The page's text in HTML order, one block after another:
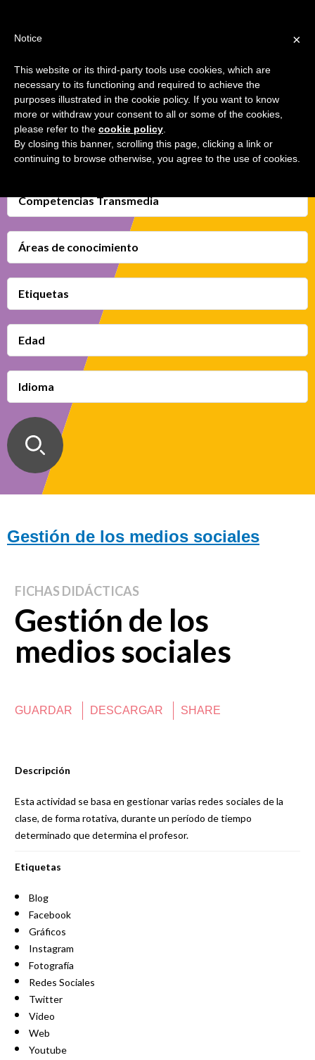
navigation
MENU
INICIO
MAPA COMPETENCIAS TRANSMEDIA
FICHAS DIDÁCTICAS
FAVORITOS
top
GESTIÓN DE LOS MEDIOS
SOCIALES
Competencias Transmedia
Áreas de conocimiento
Etiquetas
Edad
Idioma
Gestión de los medios sociales
FICHAS DIDÁCTICAS
Gestión de los
medios sociales
GUARDAR DESCARGAR SHARE
Descripción
Esta actividad se basa en gestionar varias redes sociales de la
clase, de forma rotativa, durante un período de tiempo
determinado que determina el profesor.
Etiquetas
Blog
Facebook
Gráficos
Instagram
Fotografía
Redes Sociales
Twitter
Video
Web
Youtube
×
Notice
This website or its third-party tools use cookies, which are
necessary to its functioning and required to achieve the
purposes illustrated in the cookie policy. If you want to know
more or withdraw your consent to all or some of the cookies,
please refer to the cookie policy
By closing this banner, scrolling this page, clicking a link or
continuing to browse otherwise, you agree to the use of cookies.